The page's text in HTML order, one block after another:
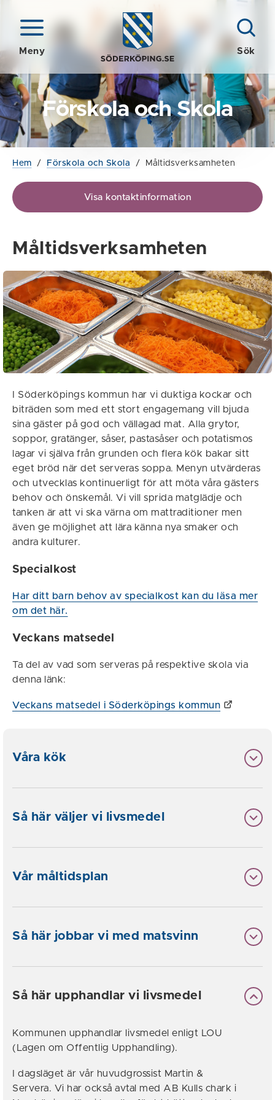
Meny Sök
Förskola och Skola
Hem / Förskola och Skola / Måltidsverksamheten
Visa kontaktinformation
Måltidsverksamheten
I Söderköpings kommun har vi duktiga kockar och
biträden som med ett stort engagemang vill bjuda
sina gäster på god och vällagad mat. Alla grytor,
soppor, gratänger, såser, pastasåser och potatismos
lagar vi själva från grunden och flera kök bakar sitt
eget bröd när det serveras soppa. Menyn utvärderas
och utvecklas kontinuerligt för att möta våra gästers
behov och önskemål. Vi vill sprida matglädje och
tanken är att vi ska värna om mattraditioner men
även ge möjlighet att lära känna nya smaker och
andra kulturer.
Specialkost
Har ditt barn behov av specialkost kan du läsa mer
om det här.
Veckans matsedel
Ta del av vad som serveras på respektive skola via
denna länk:
Veckans matsedel i Söderköpings kommun
Våra kök
Så här väljer vi livsmedel
Vår måltidsplan
Så här jobbar vi med matsvinn
Så här upphandlar vi livsmedel
Kommunen upphandlar livsmedel enligt LOU
(Lagen om Offentlig Upphandling).
I dagsläget är vår huvudgrossist Martin &
Servera. Vi har också avtal med AB Kulls chark i